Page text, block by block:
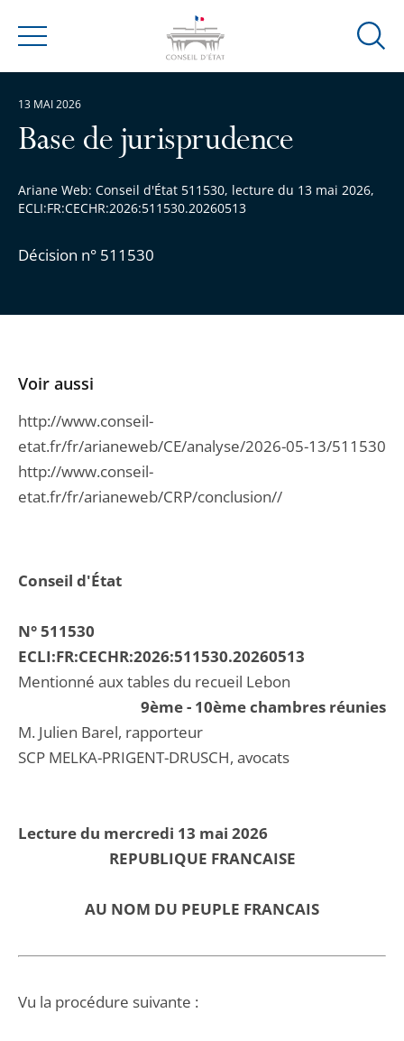
Menu
Ouvrir
Base de jurisprudence
Ariane Web: Conseil d'État 511530, lecture du 13 mai 2026,
ECLI:FR:CECHR:2026:511530.20260513
Décision n° 511530
13 MAI 2026
Conseil d'État
N° 511530
ECLI:FR:CECHR:2026:511530.20260513
Mentionné aux tables du recueil Lebon
9ème - 10ème chambres réunies
M. Julien Barel, rapporteur
SCP MELKA-PRIGENT-DRUSCH, avocats
Lecture du mercredi 13 mai 2026
REPUBLIQUE FRANCAISE
AU NOM DU PEUPLE FRANCAIS
Vu la procédure suivante :
Voir aussi
http://www.conseil-
etat.fr/fr/arianeweb/CE/analyse/2026-05-13/511530
http://www.conseil-
etat.fr/fr/arianeweb/CRP/conclusion//